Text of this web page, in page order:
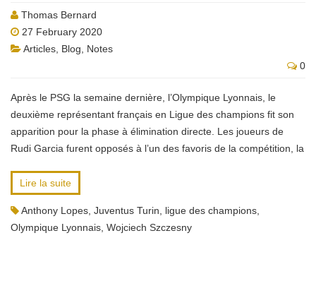
Thomas Bernard
27 February 2020
Articles Blog
Notes
0
Après le PSG la semaine dernière, l’Olympique Lyonnais, le
deuxième représentant français en Ligue des champions fit son
apparition pour la phase à élimination directe. Les joueurs de
Rudi Garcia furent opposés à l’un des favoris de la compétition, la
Lire la suite
Anthony Lopes Juventus Turin ligue des champions
Olympique Lyonnais Wojciech Szczesny